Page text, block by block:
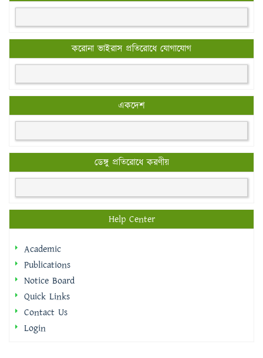
করোনা ভাইরাস প্রতিরোধে যোগাযোগ
একদেশ
ডেঙ্গু প্রতিরোধে করণীয়
Help Center
Academic
Publications
Notice Board
Quick Links
Contact Us
Login